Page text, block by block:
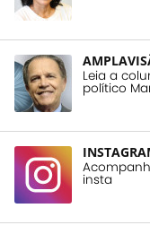
Leia a
político
insta